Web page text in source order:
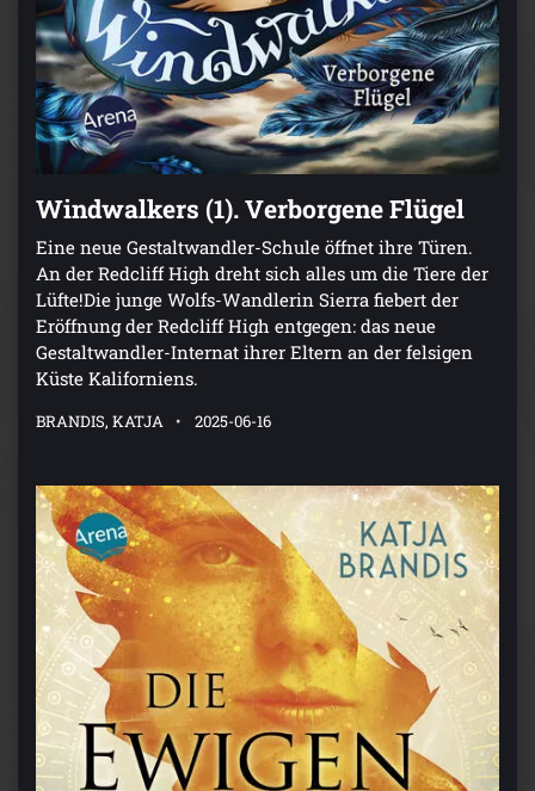
Windwalkers (1). Verborgene Flügel
Eine neue Gestaltwandler-Schule öffnet ihre Türen.
An der Redcliff High dreht sich alles um die Tiere der
Lüfte!Die junge Wolfs-Wandlerin Sierra fiebert der
Eröffnung der Redcliff High entgegen: das neue
Gestaltwandler-Internat ihrer Eltern an der felsigen
Küste Kaliforniens.
BRANDIS, KATJA 2025-06-16